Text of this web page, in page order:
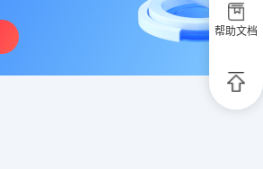
帮助文档